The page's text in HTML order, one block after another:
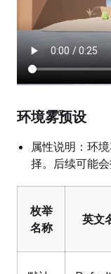
        });
    }
}
环境雾预设
属性说明：环
择。后续可能
枚举
名称
英文